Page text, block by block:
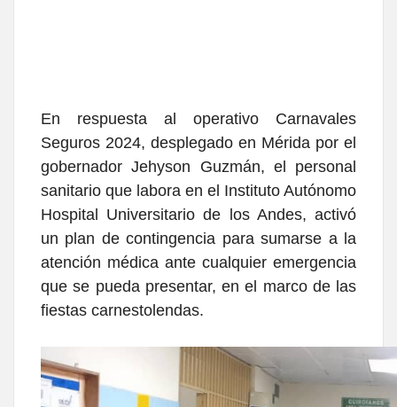
En respuesta al operativo Carnavales
Seguros 2024, desplegado en Mérida por el
gobernador Jehyson Guzmán, el personal
sanitario que labora en el Instituto Autónomo
Hospital Universitario de los Andes, activó
un plan de contingencia para sumarse a la
atención médica ante cualquier emergencia
que se pueda presentar, en el marco de las
fiestas carnestolendas.